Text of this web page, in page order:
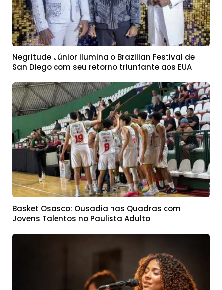
Negritude Júnior ilumina o Brazilian Festival de
San Diego com seu retorno triunfante aos EUA
Basket Osasco: Ousadia nas Quadras com
Jovens Talentos no Paulista Adulto